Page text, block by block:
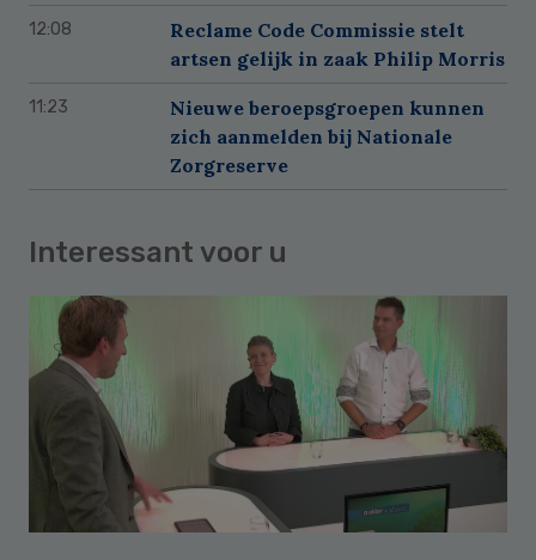
12:08
Reclame Code Commissie stelt
artsen gelijk in zaak Philip Morris
11:23
Nieuwe beroepsgroepen kunnen
zich aanmelden bij Nationale
Zorgreserve
Interessant voor u